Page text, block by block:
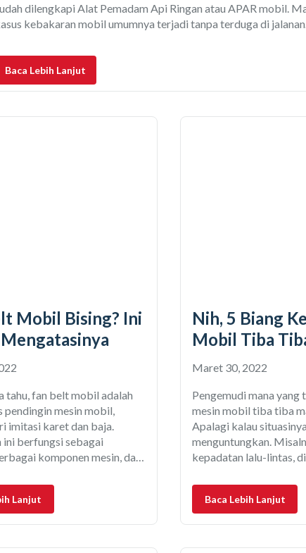
dilengkapi Alat Pemadam Api Ringan atau APAR mobil.
kebakaran mobil umumnya terjadi tanpa terduga di
sudah wajib pada mobil baru, namun untuk mobil-mobil
sebelum tahun 2021, belum ada
Baca Lebih Lanjut
Mobil Bising? Ini
tahu, fan belt mobil adalah
pendingin mesin mobil,
imitasi karet dan baja.
ini berfungsi sebagai
komponen mesin, dari
belt mobil umurnya cukup
karena posisi
terpapar berbagai
Lanjut
Nih, 5 Biang
Mobil Tiba
Maret 30, 2022
Pengemudi mana yang
mesin mobil tiba tiba
Apalagi kalau
menguntungkan.
kepadatan lalu-lintas, di
penyebab sampai
mati di tengah jalan.
Baca Lebih Lanjut